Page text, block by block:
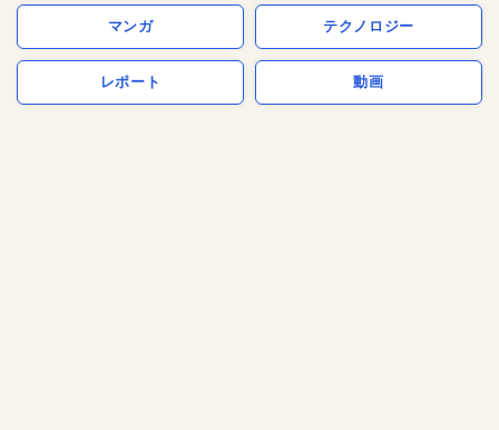
マンガ テクノロジー
レポート 動画